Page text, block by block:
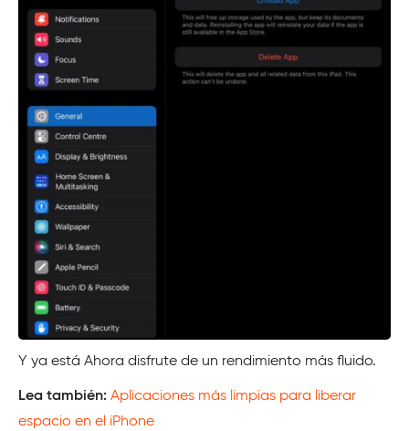
Y ya está Ahora disfrute de un rendimiento más fluido.
Lea también: Aplicaciones más limpias para liberar
espacio en el iPhone